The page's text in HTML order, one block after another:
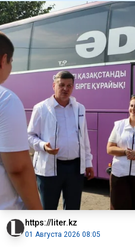
https://liter.kz
01 Августа 2026 08:05